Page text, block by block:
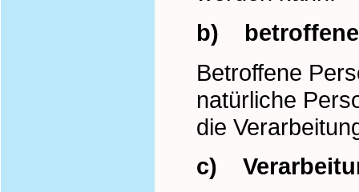
b) betroffene
Betroffene
natürliche
die
c)